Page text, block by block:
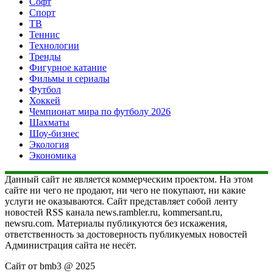
Спорт
ТВ
Теннис
Технологии
Тренды
Фигурное катание
Фильмы и сериалы
Футбол
Хоккей
Чемпионат мира по футболу 2026
Шахматы
Шоу-бизнес
Экология
Экономика
Данный сайт не является коммерческим проектом. На этом
сайте ни чего не продают, ни чего не покупают, ни какие
услуги не оказываются. Сайт представляет собой ленту
новостей RSS канала news.rambler.ru, kommersant.ru,
newsru.com. Материалы публикуются без искажения,
ответственность за достоверность публикуемых новостей
Администрация сайта не несёт.
Сайт от bmb3 @ 2025